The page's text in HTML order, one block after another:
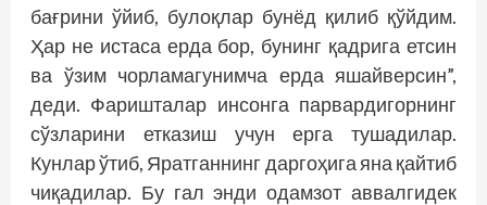
бағрини ўйиб, булоқлар бунёд қилиб қўйдим.
Ҳар не истаса ерда бор, бунинг қадрига етсин
ва ўзим чорламагунимча ерда яшайверсин”,
деди. Фаришталар инсонга парвардигорнинг
сўзларини етказиш учун ерга тушадилар.
Кунлар ўтиб, Яратганнинг даргоҳига яна қайтиб
чиқадилар. Бу гал энди одамзот аввалгидек